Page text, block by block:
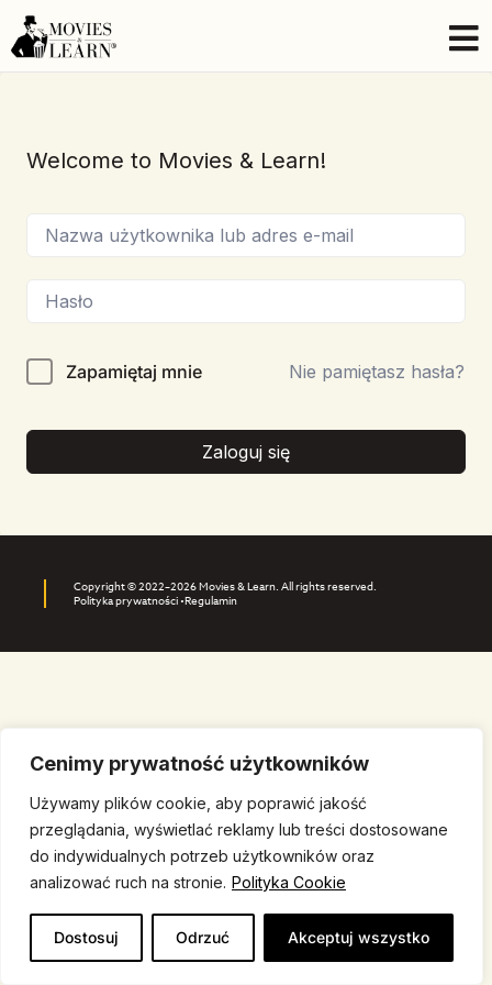
Cenimy prywatność użytkowników
Używamy plików cookie, aby poprawić jakość
przeglądania, wyświetlać reklamy lub treści dostosowane
do indywidualnych potrzeb użytkowników oraz
analizować ruch na stronie. Polityka Cookie
Dostosuj Odrzuć Akceptuj wszystko
Welcome to Movies & Learn!
Zapamiętaj mnie Nie pamiętasz hasła?
Zaloguj się
Copyright © 2022–2026 Movies & Learn. All rights reserved.
Polityka prywatności •Regulamin